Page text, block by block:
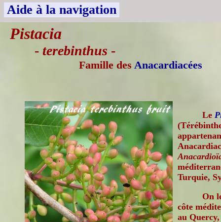
Aide à la navigation
Pistacia
- terebinthus -
Famille des Anacardiacées
Le
Turquie,
On
côte
au